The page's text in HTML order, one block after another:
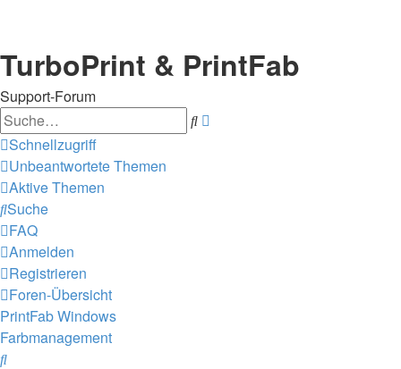
TurboPrint & PrintFab
Support-Forum
Suche
Schnellzugriff
Unbeantwortete Themen
Aktive Themen
Suche
FAQ
Anmelden
Registrieren
Foren-Übersicht
PrintFab Windows
Farbmanagement
Suche